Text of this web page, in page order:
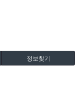
정보찾기